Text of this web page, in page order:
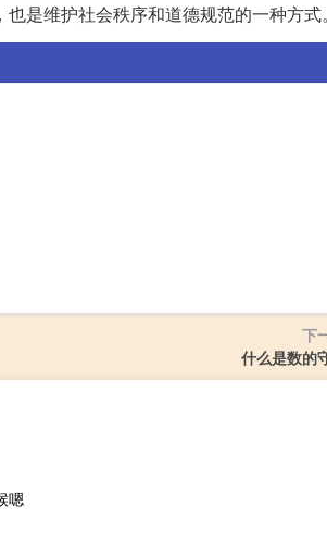
是维护社会秩序和道德规范的一种方式。
下
什么是数的
嗯